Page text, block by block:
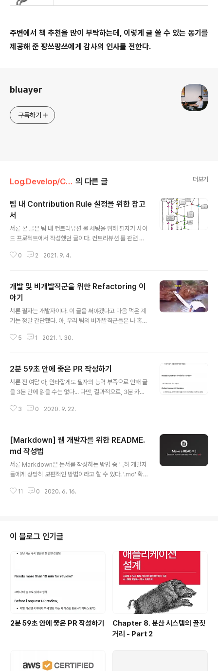
주변에서 책 추천을 많이 부탁하는데, 이렇게 글 쓸 수 있는 동기를
제공해 준 팡쓰팡쓰에게 감사의 인사를 전한다.
bluayer
구독하기
Log.Develop/Culture 의 다른 글 더보기
팀 내 Contribution Rule 설정을 위한 참고
서
서론 본 글은 팀 내 컨트리뷰션 룰 세팅을 위해 필자가 사이
드 프로젝트에서 작성했던 글이다. 컨트리뷰션 룰 관련 세
른 분들도 본 글을 참고해서 팀원들과 협의한 다음, 함께 룰
걸 막기 위해서 기본적으로 세 종류의 브랜치를 운영하고
있다고 생각하면 좋을 꺼 같아요 main : 이 브랜치는 실제
로 서버 Release를 위해 사용되고 있는 브랜치입니다. 실
제 배포는 이 브랜치에 MR이 발생하면서 일어나요. deve
lop : 이 브랜치는 서버를 미리 배포해볼 수 있는 브랜치입
니다. 실제 배포 전에 이 브랜치에서 확인할 수 있고, 해..
0 2 2021. 9. 4.
개발 및 비개발직군을 위한 Refactoring 이
야기
서론 필자는 개발자이다. 이 글을 써야겠다고 마음 먹은 계
기는 정말 간단했다. 아, 우리 팀의 비개발직군들은 나 혹은
다고 생각한 그거 때문에 기능 개발이 밀린다'고 생각하면
도 안 나는 작업을 도대체 왜 하는거야!!'라고 생각한다면?
정말로 생각만 해도 끔찍했다. 물론 이런 문제를 해결하는
가장 정확한 방법은 커뮤니케이션에 더 많은 리소스를 쏟
렇지만 우리는 사람이기 때문에 리팩토링을 해야 하는 이
5 1 2021. 1. 30.
2분 59초 안에 좋은 PR 작성하기
서론 전 여담 아, 안타깝게도 필자의 능력 부족으로 인해 글
을 3분 만에 읽을 수는 없다... 다만, 결과적으로, 3분 카레
력했다!! 서론 Git을 여러 사람과 사용하게 된다면, Remot
이 엄청 많다. 기능 하나에 PR 한 번이라고 해도 무방하고,
기능을 쪼개서 개발하고 있다면 더 잦은 PR을 날릴 것이
다. PR이 왜 중요해? 개인적으로 생각하는 PR이 중요한
이유는 다음과 같다. 기능을 합치는 단위이다. 다른 사람들
받을 수 있는 절호의 기회다. 특히 ..
3 0 2020. 9. 22.
[Markdown] 웹 개발자를 위한 README.
md 작성법
서론 Markdown은 문서를 작성하는 방법 중 특히 개발자
들에게 상당히 보편적인 방법이라고 할 수 있다. '.md' 확
라고 할 수 있는데, 이런 마크다운이 편리한 이유는 텍스트
있기 때문이다. 아무쪼록 내가 이번 포스트를 쓰게 된 이유
는, 내가 작성했던 Repository들의 README.md를 보
며 개인적으로 마크다운에 대해서 잘 알고 있었다고 생각
하지만 막상 내 프로젝트의 README.md가 적절한 설명
을 가지고 있는지에 대한 고민을 하게 되었기 때문이다. 보
11 0 2020. 6. 16.
이 블로그 인기글
2분 59초 안에 좋은 PR 작성하기
Chapter 8. 분산 시스템의 골칫
거리 - Part 2